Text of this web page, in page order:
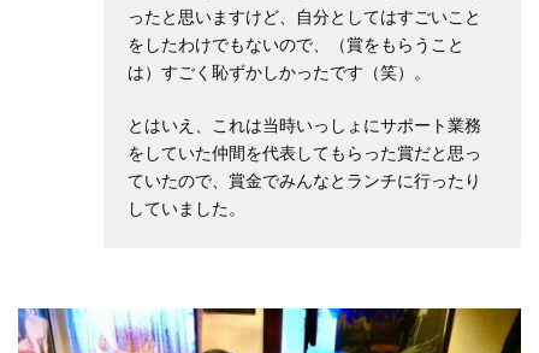
ったと思いますけど、自分としてはすごいこと
をしたわけでもないので、（賞をもらうこと
は）すごく恥ずかしかったです（笑）。
とはいえ、これは当時いっしょにサポート業務
をしていた仲間を代表してもらった賞だと思っ
ていたので、賞金でみんなとランチに行ったり
していました。